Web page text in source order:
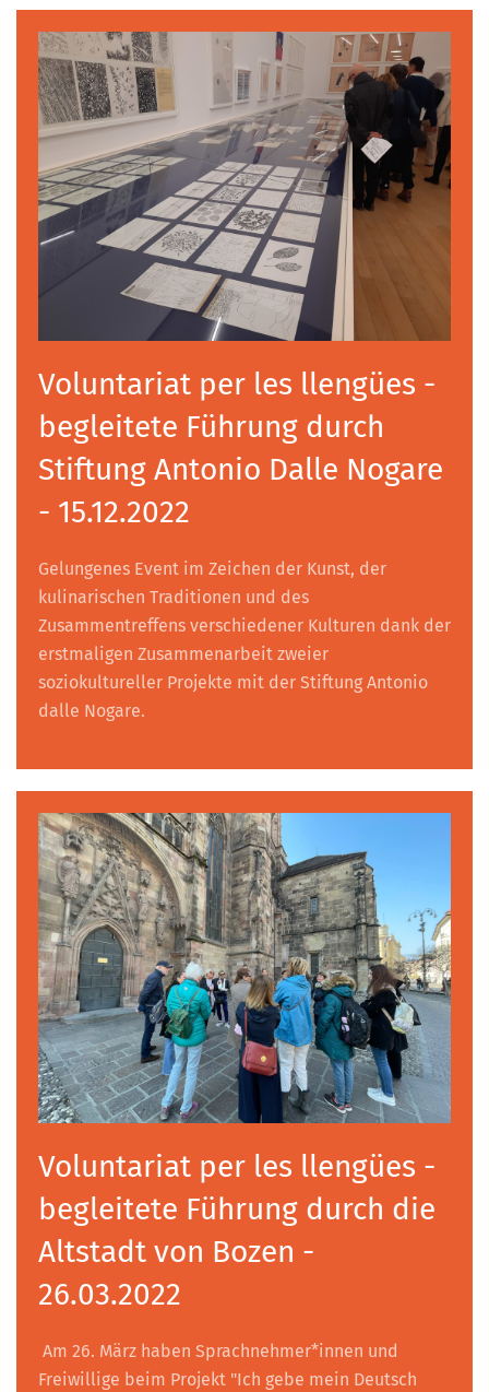
Voluntariat per les llengües -
begleitete Führung durch
Stiftung Antonio Dalle Nogare
- 15.12.2022
Gelungenes Event im Zeichen der Kunst, der
kulinarischen Traditionen und des
Zusammentreffens verschiedener Kulturen dank der
erstmaligen Zusammenarbeit zweier
soziokultureller Projekte mit der Stiftung Antonio
dalle Nogare.
Voluntariat per les llengües -
begleitete Führung durch die
Altstadt von Bozen -
26.03.2022
Am 26. März haben Sprachnehmer*innen und
Freiwillige beim Projekt "Ich gebe mein Deutsch